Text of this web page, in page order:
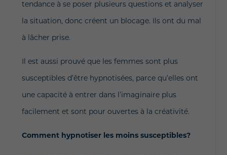
tendance à se poser plusieurs questions et analyser
la situation, donc créent un blocage. Ils ont du mal
à lâcher prise.
Il est aussi prouvé que les femmes sont plus
susceptibles d’être hypnotisées, parce qu’elles ont
une capacité à entrer dans l’imaginaire plus
facilement et sont pour ouvertes à la créativité.
Comment hypnotiser les moins susceptibles?